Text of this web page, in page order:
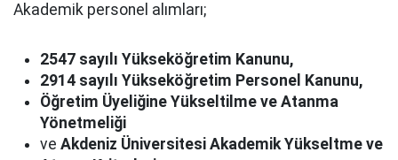
Akademik personel alımları;
2547 sayılı Yükseköğretim Kanunu,
2914 sayılı Yükseköğretim Personel Kanunu,
Öğretim Üyeliğine Yükseltilme ve Atanma
Yönetmeliği
ve Akdeniz Üniversitesi Akademik Yükseltme ve